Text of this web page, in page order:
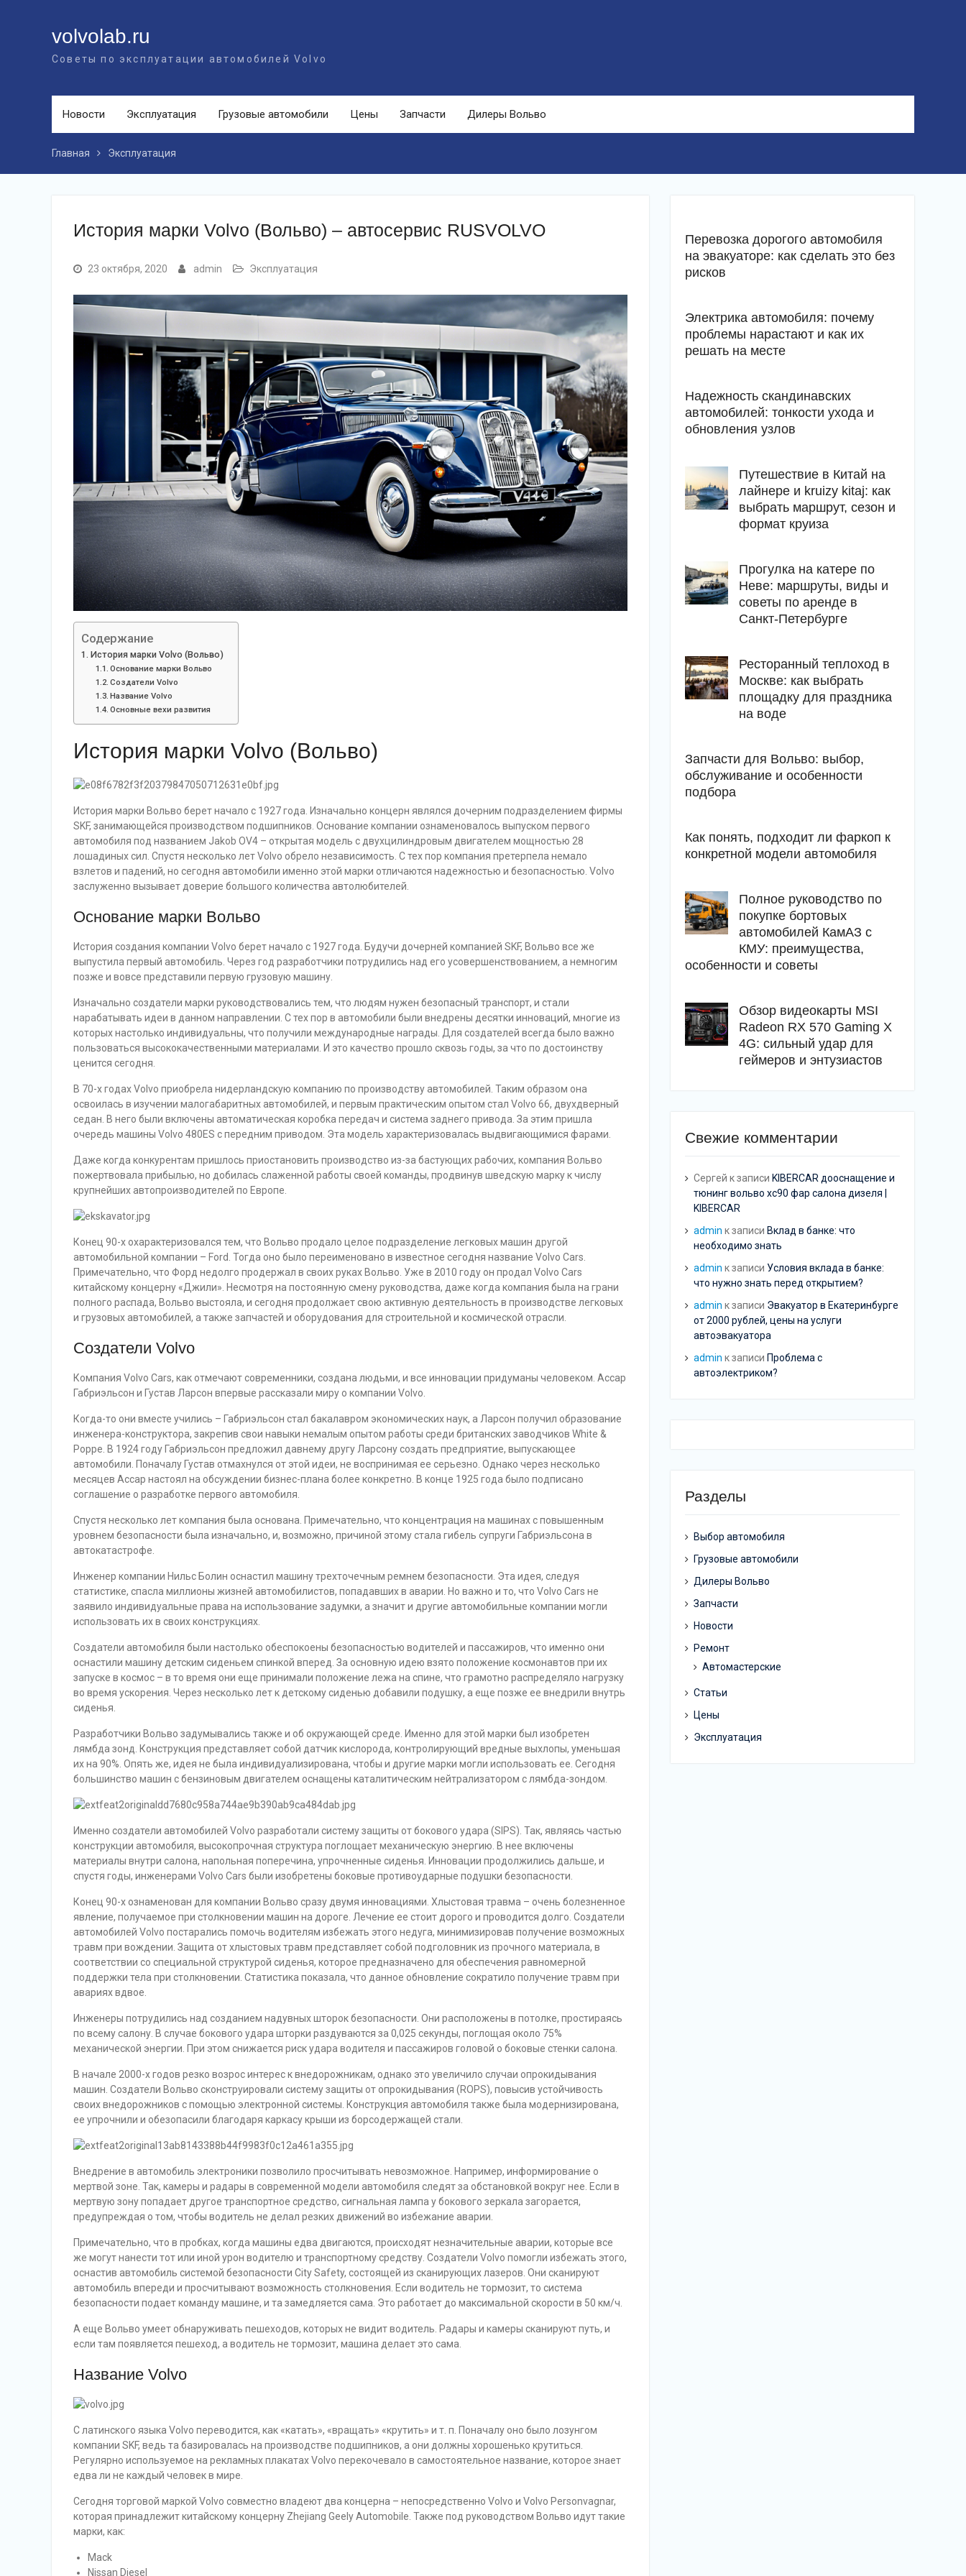
volvolab.ru
Советы по эксплуатации автомобилей Volvo
Новости Эксплуатация Грузовые автомобили Цены Запчасти Дилеры Вольво
Главная Эксплуатация
История марки Volvo (Вольво) – автосервис RUSVOLVO
23 октября, 2020 admin Эксплуатация
Содержание
История марки Volvo (Вольво)
Основание марки Вольво
Создатели Volvo
Название Volvo
Основные вехи развития
История марки Volvo (Вольво)
История марки Вольво берет начало с 1927 года. Изначально концерн являлся дочерним подразделением фирмы
SKF, занимающейся производством подшипников. Основание компании ознаменовалось выпуском первого
автомобиля под названием Jakob OV4 – открытая модель с двухцилиндровым двигателем мощностью 28
лошадиных сил. Спустя несколько лет Volvo обрело независимость. С тех пор компания претерпела немало
взлетов и падений, но сегодня автомобили именно этой марки отличаются надежностью и безопасностью. Volvo
заслуженно вызывает доверие большого количества автолюбителей.
Основание марки Вольво
История создания компании Volvo берет начало с 1927 года. Будучи дочерней компанией SKF, Вольво все же
выпустила первый автомобиль. Через год разработчики потрудились над его усовершенствованием, а немногим
позже и вовсе представили первую грузовую машину.
Изначально создатели марки руководствовались тем, что людям нужен безопасный транспорт, и стали
нарабатывать идеи в данном направлении. С тех пор в автомобили были внедрены десятки инноваций, многие из
которых настолько индивидуальны, что получили международные награды. Для создателей всегда было важно
пользоваться высококачественными материалами. И это качество прошло сквозь годы, за что по достоинству
ценится сегодня.
В 70-х годах Volvo приобрела нидерландскую компанию по производству автомобилей. Таким образом она
освоилась в изучении малогабаритных автомобилей, и первым практическим опытом стал Volvo 66, двухдверный
седан. В него были включены автоматическая коробка передач и система заднего привода. За этим пришла
очередь машины Volvo 480ES с передним приводом. Эта модель характеризовалась выдвигающимися фарами.
Даже когда конкурентам пришлось приостановить производство из-за бастующих рабочих, компания Вольво
пожертвовала прибылью, но добилась слаженной работы своей команды, продвинув шведскую марку к числу
крупнейших автопроизводителей по Европе.
Конец 90-х охарактеризовался тем, что Вольво продало целое подразделение легковых машин другой
автомобильной компании – Ford. Тогда оно было переименовано в известное сегодня название Volvo Cars.
Примечательно, что Форд недолго продержал в своих руках Вольво. Уже в 2010 году он продал Volvo Cars
китайскому концерну «Джили». Несмотря на постоянную смену руководства, даже когда компания была на грани
полного распада, Вольво выстояла, и сегодня продолжает свою активную деятельность в производстве легковых
и грузовых автомобилей, а также запчастей и оборудования для строительной и космической отрасли.
Создатели Volvo
Компания Volvo Cars, как отмечают современники, создана людьми, и все инновации придуманы человеком. Ассар
Габриэльсон и Густав Ларсон впервые рассказали миру о компании Volvo.
Когда-то они вместе учились – Габриэльсон стал бакалавром экономических наук, а Ларсон получил образование
инженера-конструктора, закрепив свои навыки немалым опытом работы среди британских заводчиков White &
Poppe. В 1924 году Габриэльсон предложил давнему другу Ларсону создать предприятие, выпускающее
автомобили. Поначалу Густав отмахнулся от этой идеи, не воспринимая ее серьезно. Однако через несколько
месяцев Ассар настоял на обсуждении бизнес-плана более конкретно. В конце 1925 года было подписано
соглашение о разработке первого автомобиля.
Спустя несколько лет компания была основана. Примечательно, что концентрация на машинах с повышенным
уровнем безопасности была изначально, и, возможно, причиной этому стала гибель супруги Габриэльсона в
автокатастрофе.
Инженер компании Нильс Болин оснастил машину трехточечным ремнем безопасности. Эта идея, следуя
статистике, спасла миллионы жизней автомобилистов, попадавших в аварии. Но важно и то, что Volvo Cars не
заявило индивидуальные права на использование задумки, а значит и другие автомобильные компании могли
использовать их в своих конструкциях.
Создатели автомобиля были настолько обеспокоены безопасностью водителей и пассажиров, что именно они
оснастили машину детским сиденьем спинкой вперед. За основную идею взято положение космонавтов при их
запуске в космос – в то время они еще принимали положение лежа на спине, что грамотно распределяло нагрузку
во время ускорения. Через несколько лет к детскому сиденью добавили подушку, а еще позже ее внедрили внутрь
сиденья.
Разработчики Вольво задумывались также и об окружающей среде. Именно для этой марки был изобретен
лямбда зонд. Конструкция представляет собой датчик кислорода, контролирующий вредные выхлопы, уменьшая
их на 90%. Опять же, идея не была индивидуализирована, чтобы и другие марки могли использовать ее. Сегодня
большинство машин с бензиновым двигателем оснащены каталитическим нейтрализатором с лямбда-зондом.
Именно создатели автомобилей Volvo разработали систему защиты от бокового удара (SIPS). Так, являясь частью
конструкции автомобиля, высокопрочная структура поглощает механическую энергию. В нее включены
материалы внутри салона, напольная поперечина, упрочненные сиденья. Инновации продолжились дальше, и
спустя годы, инженерами Volvo Cars были изобретены боковые противоударные подушки безопасности.
Конец 90-х ознаменован для компании Вольво сразу двумя инновациями. Хлыстовая травма – очень болезненное
явление, получаемое при столкновении машин на дороге. Лечение ее стоит дорого и проводится долго. Создатели
автомобилей Volvo постарались помочь водителям избежать этого недуга, минимизировав получение возможных
травм при вождении. Защита от хлыстовых травм представляет собой подголовник из прочного материала, в
соответствии со специальной структурой сиденья, которое предназначено для обеспечения равномерной
поддержки тела при столкновении. Статистика показала, что данное обновление сократило получение травм при
авариях вдвое.
Инженеры потрудились над созданием надувных шторок безопасности. Они расположены в потолке, простираясь
по всему салону. В случае бокового удара шторки раздуваются за 0,025 секунды, поглощая около 75%
механической энергии. При этом снижается риск удара водителя и пассажиров головой о боковые стенки салона.
В начале 2000-х годов резко возрос интерес к внедорожникам, однако это увеличило случаи опрокидывания
машин. Создатели Вольво сконструировали систему защиты от опрокидывания (ROPS), повысив устойчивость
своих внедорожников с помощью электронной системы. Конструкция автомобиля также была модернизирована,
ее упрочнили и обезопасили благодаря каркасу крыши из борсодержащей стали.
Внедрение в автомобиль электроники позволило просчитывать невозможное. Например, информирование о
мертвой зоне. Так, камеры и радары в современной модели автомобиля следят за обстановкой вокруг нее. Если в
мертвую зону попадает другое транспортное средство, сигнальная лампа у бокового зеркала загорается,
предупреждая о том, чтобы водитель не делал резких движений во избежание аварии.
Примечательно, что в пробках, когда машины едва двигаются, происходят незначительные аварии, которые все
же могут нанести тот или иной урон водителю и транспортному средству. Создатели Volvo помогли избежать этого,
оснастив автомобиль системой безопасности City Safety, состоящей из сканирующих лазеров. Они сканируют
автомобиль впереди и просчитывают возможность столкновения. Если водитель не тормозит, то система
безопасности подает команду машине, и та замедляется сама. Это работает до максимальной скорости в 50 км/ч.
А еще Вольво умеет обнаруживать пешеходов, которых не видит водитель. Радары и камеры сканируют путь, и
если там появляется пешеход, а водитель не тормозит, машина делает это сама.
Название Volvo
С латинского языка Volvo переводится, как «катать», «вращать» «крутить» и т. п. Поначалу оно было лозунгом
компании SKF, ведь та базировалась на производстве подшипников, а они должны хорошенько крутиться.
Регулярно используемое на рекламных плакатах Volvo перекочевало в самостоятельное название, которое знает
едва ли не каждый человек в мире.
Сегодня торговой маркой Volvo совместно владеют два концерна – непосредственно Volvo и Volvo Personvagnar,
которая принадлежит китайскому концерну Zhejiang Geely Automobile. Также под руководством Вольво идут такие
марки, как:
Mack
Nissan Diesel
Перевозка дорогого автомобиля
на эвакуаторе: как сделать это без
рисков
Электрика автомобиля: почему
проблемы нарастают и как их
решать на месте
Надежность скандинавских
автомобилей: тонкости ухода и
обновления узлов
Путешествие в Китай на
лайнере и kruizy kitaj: как
выбрать маршрут, сезон и
формат круиза
Прогулка на катере по
Неве: маршруты, виды и
советы по аренде в
Санкт-Петербурге
Ресторанный теплоход в
Москве: как выбрать
площадку для праздника
на воде
Запчасти для Вольво: выбор,
обслуживание и особенности
подбора
Как понять, подходит ли фаркоп к
конкретной модели автомобиля
Полное руководство по
покупке бортовых
автомобилей КамАЗ с
КМУ: преимущества,
особенности и советы
Обзор видеокарты MSI
Radeon RX 570 Gaming X
4G: сильный удар для
геймеров и энтузиастов
Свежие комментарии
Сергей к записи KIBERCAR дооснащение и
тюнинг вольво хс90 фар салона дизеля |
KIBERCAR
admin к записи Вклад в банке: что
необходимо знать
admin к записи Условия вклада в банке:
что нужно знать перед открытием?
admin к записи Эвакуатор в Екатеринбурге
от 2000 рублей, цены на услуги
автоэвакуатора
admin к записи Проблема с
автоэлектриком?
Разделы
Выбор автомобиля
Грузовые автомобили
Дилеры Вольво
Запчасти
Новости
Ремонт
Автомастерские
Статьи
Цены
Эксплуатация